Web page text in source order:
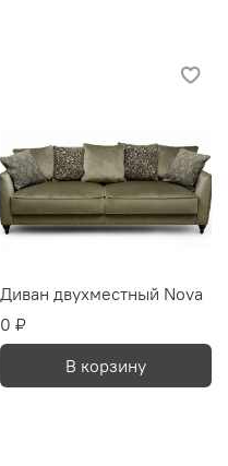
Диван двухместный Nova
0 ₽
В корзину